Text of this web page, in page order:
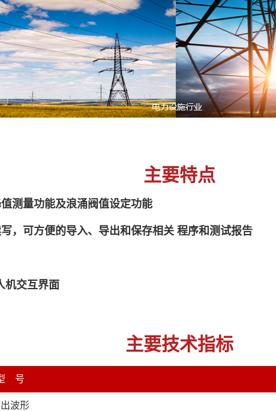
主要特点
测量功能及浪涌阀值设定功能
，可方便的导入、导出和保存相关 程序和测试报告
机交互界面
主要技术指标
号
波形